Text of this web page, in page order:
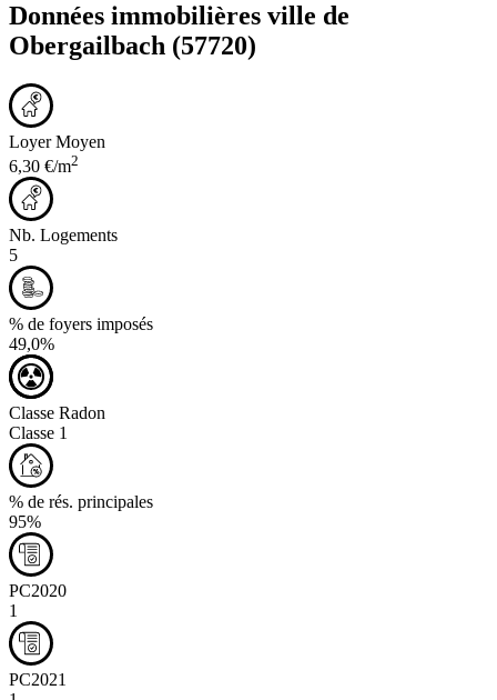
Données immobilières ville de
Obergailbach (57720)
Loyer Moyen
6,30 €/m2
Nb. Logements
5
% de foyers imposés
49,0%
Classe Radon
Classe 1
% de rés. principales
95%
PC2020
1
PC2021